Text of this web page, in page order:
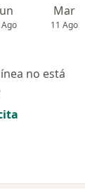
Mar
11 Ago
no está